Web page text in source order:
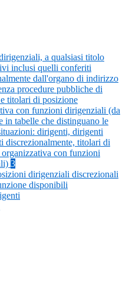
a qualsiasi titolo
inclusi quelli conferiti
dall'organo di indirizzo
procedure pubbliche di
titolari di posizione
con funzioni dirigenziali (da
in tabelle che distinguano le
dirigenti, dirigenti
discrezionalmente, titolari di
con funzioni
3
dirigenziali discrezionali
disponibili